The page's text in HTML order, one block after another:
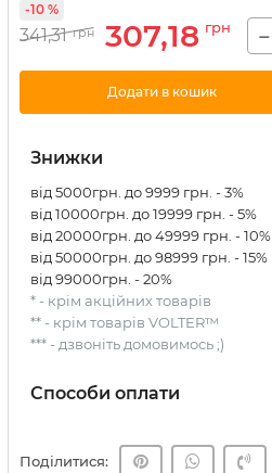
341,31 грн 307,18 грн
-10 %
−
Додати в кошик
Знижки
від 5000грн. до 9999 грн. - 3%
від 10000грн. до 19999 грн. - 5%
від 20000грн. до 49999 грн. - 10%
від 50000грн. до 98999 грн. - 15%
від 99000грн. - 20%
* - крім акційних товарів
** - крім товарів VOLTER™
*** - дзвоніть домовимось ;)
Способи оплати
Поділитися: